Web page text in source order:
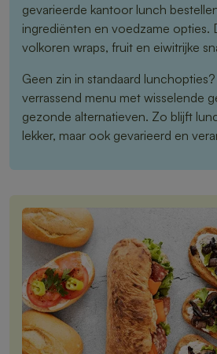
gevarieerde kantoor lunch
ingrediënten en voedzame opties.
volkoren wraps, fruit en eiwitrijke
Geen zin in standaard
verrassend menu met wisselende
gezonde alternatieven. Zo blijft
lekker, maar ook gevarieerd en